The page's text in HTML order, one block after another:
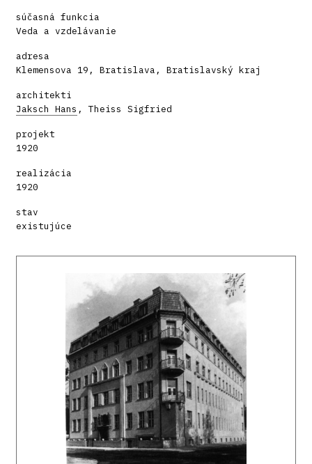
súčasná funkcia
Veda a vzdelávanie
adresa
Klemensova 19, Bratislava, Bratislavský kraj
architekti
Jaksch Hans , Theiss Sigfried
projekt
1920
realizácia
1920
stav
existujúce